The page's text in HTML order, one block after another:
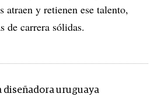
atraen y retienen ese talento,
de carrera sólidas.
diseñadora uruguaya